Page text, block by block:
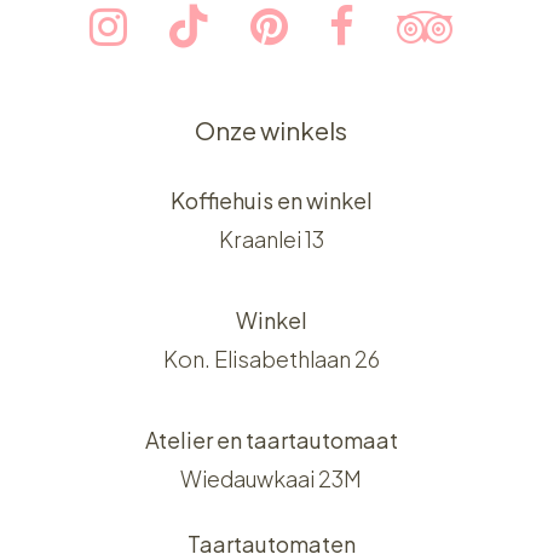
Onze winkels
Koffiehuis en winkel
Kraanlei 13
Winkel
Kon. Elisabethlaan 26
Atelier en taartautomaat
Wiedauwkaai 23M
Taartautomaten